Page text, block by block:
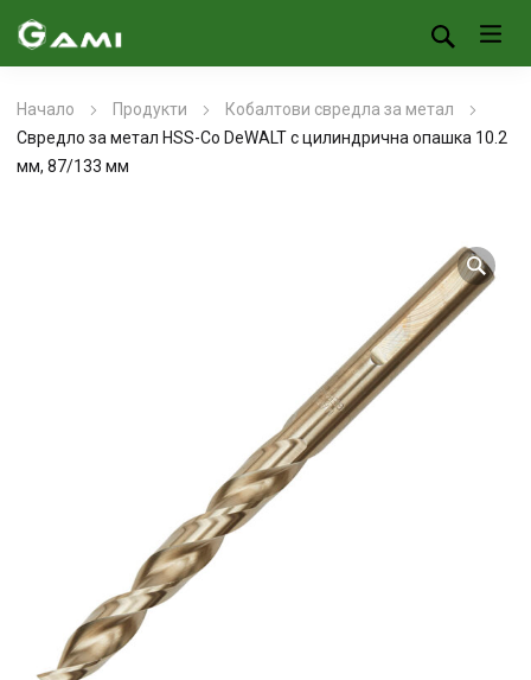
Начало Продукти
Кобалтови свредла за метал
Свредло за метал HSS-Co DeWALT с цилиндрична опашка 10.2
мм, 87/133 мм